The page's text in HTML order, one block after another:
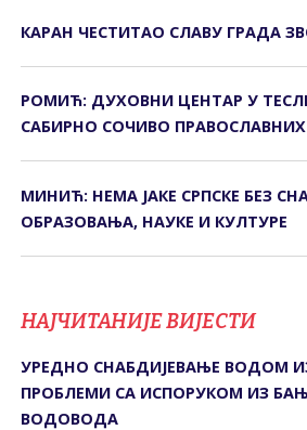
КАРАН ЧЕСТИТАО СЛАВУ ГРАДА
РОМИЋ: ДУХОВНИ ЦЕНТАР У
САБИРНО СОЧИВО ПРАВОСЛАВНИХ
МИНИЋ: НЕМА ЈАКЕ СРПСКЕ БЕЗ
ОБРАЗОВАЊА, НАУКЕ И КУЛТУРЕ
НАЈЧИТАНИЈЕ ВИЈЕСТИ
УРЕДНО СНАБДИЈЕВАЊЕ ВОДОМ
ПРОБЛЕМИ СА ИСПОРУКОМ ИЗ
ВОДОВОДА